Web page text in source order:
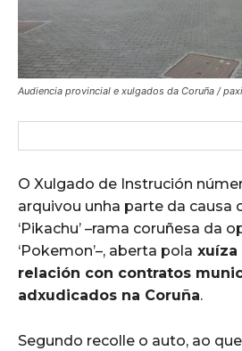
Audiencia provincial e xulgados da Coruña /
O Xulgado de Instrución
arquivou unha parte da causa
‘Pikachu’ –rama coruñesa da
‘Pokemon’–, aberta pola xuíza
relación con contratos
adxudicados na Coruña.
Segundo recolle o auto, ao